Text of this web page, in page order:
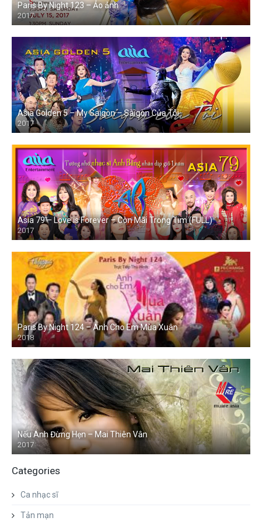
Paris By Night 123 – Ảo ảnh
2017
Asia Golden 5 – My Saigon – Sàigòn Của Tôi
2017
Asia 79 – Love is Forever – Còn Mãi Trong Tim (FULL)
2017
Paris By Night 124 – Anh Cho Em Mùa Xuân
2018
Nếu Anh Đừng Hẹn – Mai Thiên Vân
2017
Categories
Ca nhạc sĩ
Tản mạn